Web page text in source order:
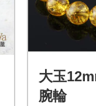
大玉
腕輪